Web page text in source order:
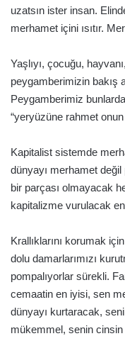
uzatsın ister insan.
merhamet içini ısıtır.
Yaşlıyı, çocuğu,
peygamberimizin bakış
Peygamberimiz
“yeryüzüne rahmet
Kapitalist sistemde
dünyayı merhamet değil
bir parçası olmayacak
kapitalizme vurulacak
Krallıklarını korumak
dolu damarlarımızı
pompalıyorlar sürekli.
cemaatin en iyisi, sen
dünyayı kurtaracak,
mükemmel, senin cinsin